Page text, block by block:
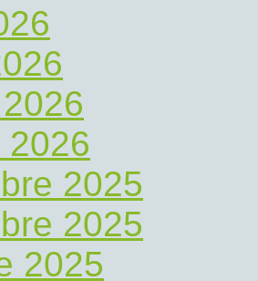
2026
2025
2025
2025